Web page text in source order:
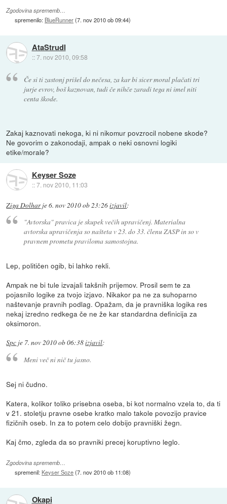
Zgodovina sprememb…
spremenilo: BlueRunner(7. nov 2010 ob 09:44)
AtaStrudl
::7. nov 2010, 09:58
Če si ti zastonj prišel do nečesa, za kar bi sicer moral plačati tri
jurje evrov, boš kaznovan, tudi če nihče zaradi tega ni imel niti
centa škode.
Zakaj kaznovati nekoga, ki ni nikomur povzrocil nobene skode?
Ne govorim o zakonodaji, ampak o neki osnovni logiki
etike/morale?
Keyser Soze
::7. nov 2010, 11:03
Ziga Dolharje6. nov 2010 ob 23:26izjavil:
"Avtorska" pravica je skupek večih upravičenj. Materialna
avtorska upravičenja so našteta v 23. do 33. členu ZASP in so v
pravnem prometu praviloma samostojna.
Lep, političen ogib, bi lahko rekli.
Ampak ne bi tule izvajali takšnih prijemov. Prosil sem te za
pojasnilo logike za tvojo izjavo. Nikakor pa ne za suhoparno
naštevanje pravnih podlag. Opažam, da je pravniška logika res
nekaj izredno redkega če ne že kar standardna definicija za
oksimoron.
Spc je 7. nov 2010 ob 06:38izjavil:
Meni več ni nič tu jasno.
Sej ni čudno.
Katera, kolikor toliko prisebna oseba, bi kot normalno vzela to, da ti
v 21. stoletju pravne osebe kratko malo takole povozijo pravice
fizičnih oseb. In za to potem celo dobijo pravniški žegn.
Kaj čmo, zgleda da so pravniki precej koruptivno leglo.
Zgodovina sprememb…
spremenil: Keyser Soze(7. nov 2010 ob 11:08)
Okapi